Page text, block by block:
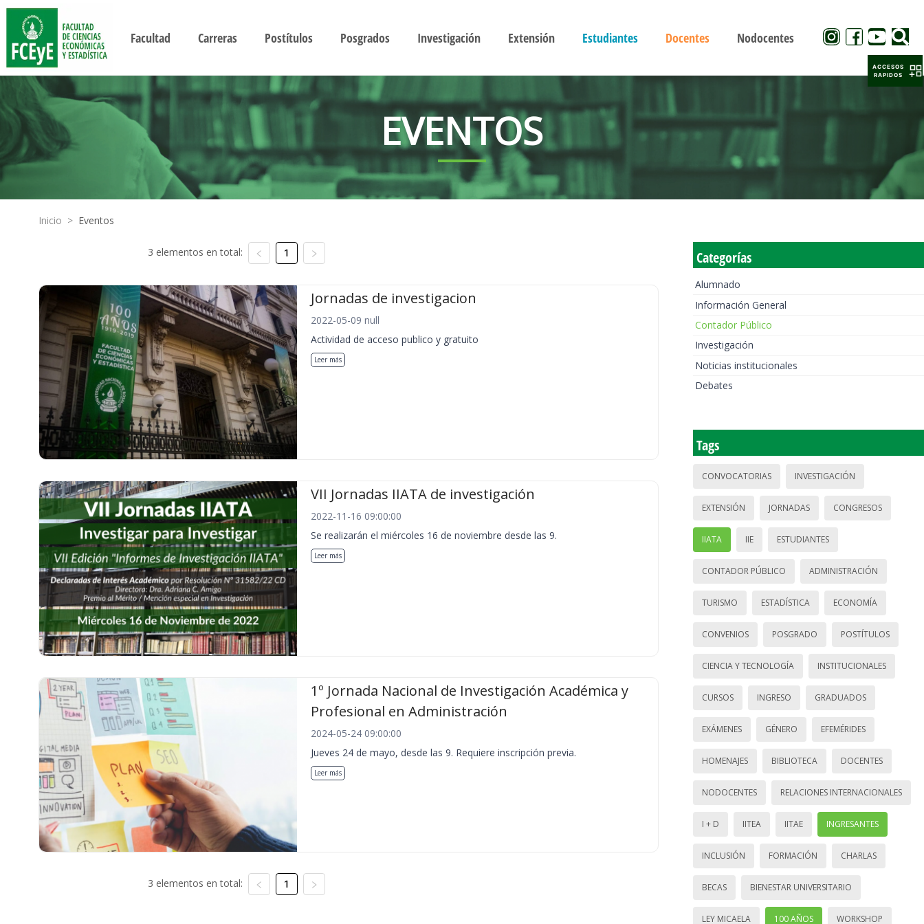
Facultad Carreras Postítulos Posgrados Investigación Extensión Estudiantes Docentes Nodocentes
EVENTOS
Inicio > Eventos
3 elementos en total: 1
Jornadas de investigacion
2022-05-09 null
Actividad de acceso publico y gratuito
Leer más
VII Jornadas IIATA de investigación
2022-11-16 09:00:00
Se realizarán el miércoles 16 de noviembre desde las 9.
Leer más
1º Jornada Nacional de Investigación Académica y
Profesional en Administración
2024-05-24 09:00:00
Jueves 24 de mayo, desde las 9. Requiere inscripción previa.
Leer más
3 elementos en total: 1
Categorías
Alumnado
Información General
Contador Público
Investigación
Noticias institucionales
Debates
Tags
CONVOCATORIAS INVESTIGACIÓN
EXTENSIÓN JORNADAS CONGRESOS
IIATA IIE ESTUDIANTES
CONTADOR PÚBLICO ADMINISTRACIÓN
TURISMO ESTADÍSTICA ECONOMÍA
CONVENIOS POSGRADO POSTÍTULOS
CIENCIA Y TECNOLOGÍA INSTITUCIONALES
CURSOS INGRESO GRADUADOS
EXÁMENES GÉNERO EFEMÉRIDES
HOMENAJES BIBLIOTECA DOCENTES
NODOCENTES RELACIONES INTERNACIONALES
I + D IITEA IITAE INGRESANTES
INCLUSIÓN FORMACIÓN CHARLAS
BECAS BIENESTAR UNIVERSITARIO
LEY MICAELA 100 AÑOS WORKSHOP
ACCESOS
RAPIDOS